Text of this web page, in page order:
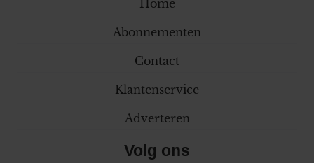
Home
Abonnementen
Contact
Klantenservice
Adverteren
Volg ons